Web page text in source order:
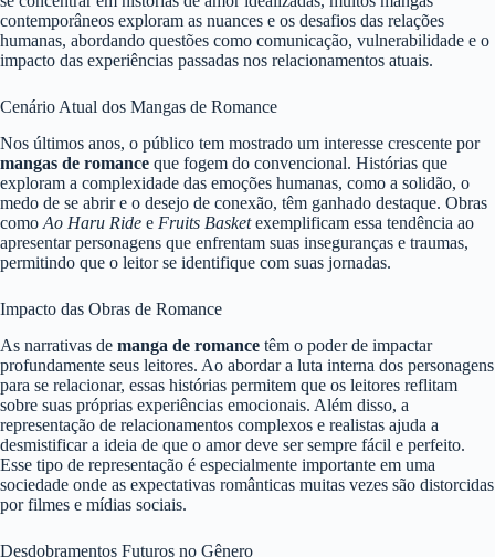
contemporâneos exploram as nuances e os desafios das relações
humanas, abordando questões como comunicação, vulnerabilidade e o
impacto das experiências passadas nos relacionamentos atuais.
Cenário Atual dos Mangas de Romance
Nos últimos anos, o público tem mostrado um interesse crescente por
mangas de romance que fogem do convencional. Histórias que
exploram a complexidade das emoções humanas, como a solidão, o
medo de se abrir e o desejo de conexão, têm ganhado destaque. Obras
como Ao Haru Ride e Fruits Basketexemplificam essa tendência ao
apresentar personagens que enfrentam suas inseguranças e traumas,
permitindo que o leitor se identifique com suas jornadas.
Impacto das Obras de Romance
As narrativas de manga de romance têm o poder de impactar
profundamente seus leitores. Ao abordar a luta interna dos personagens
para se relacionar, essas histórias permitem que os leitores reflitam
sobre suas próprias experiências emocionais. Além disso, a
representação de relacionamentos complexos e realistas ajuda a
desmistificar a ideia de que o amor deve ser sempre fácil e perfeito.
Esse tipo de representação é especialmente importante em uma
sociedade onde as expectativas românticas muitas vezes são distorcidas
por filmes e mídias sociais.
Desdobramentos Futuros no Gênero